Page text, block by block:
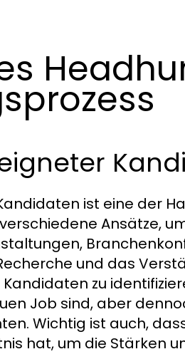
ist eine der
Ansätze,
und das
zu
Job sind, aber
Wichtig ist auch,
hat, um die Stärken